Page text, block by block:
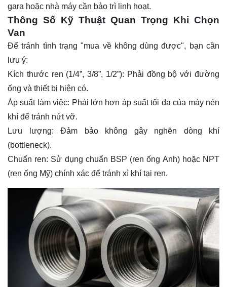
gara hoặc nhà máy cần bảo trì linh hoạt.
Thông Số Kỹ Thuật Quan Trọng Khi Chọn
Van
Để tránh tình trạng "mua về không dùng được", bạn cần
lưu ý:
Kích thước ren (1/4”, 3/8”, 1/2”): Phải đồng bộ với đường
ống và thiết bị hiện có.
Áp suất làm việc: Phải lớn hơn áp suất tối đa của máy nén
khí để tránh nứt vỡ.
Lưu lượng: Đảm bảo không gây nghẽn dòng khí
(bottleneck).
Chuẩn ren: Sử dụng chuẩn BSP (ren ống Anh) hoặc NPT
(ren ống Mỹ) chính xác để tránh xì khí tại ren.